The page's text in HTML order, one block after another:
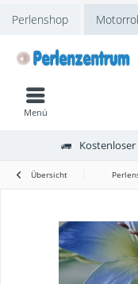
Perlenshop
Menü
Übersicht